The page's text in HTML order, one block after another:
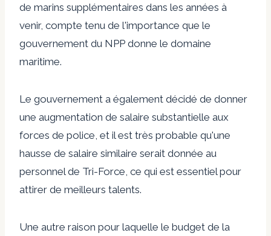
de marins supplémentaires dans les années à
venir, compte tenu de l'importance que le
gouvernement du NPP donne le domaine
maritime.
Le gouvernement a également décidé de donner
une augmentation de salaire substantielle aux
forces de police, et il est très probable qu'une
hausse de salaire similaire serait donnée au
personnel de Tri-Force, ce qui est essentiel pour
attirer de meilleurs talents.
Une autre raison pour laquelle le budget de la